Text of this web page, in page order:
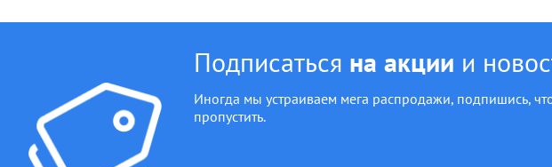
Подписаться на акции и
Иногда мы устраиваем мега распродажи, подпишись,
пропустить.